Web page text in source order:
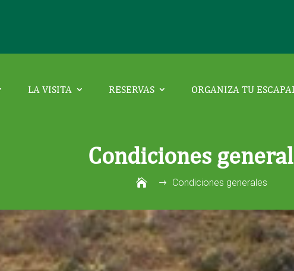
LA VISITA RESERVAS ORGANIZA TU
Condiciones
$ Condiciones generales